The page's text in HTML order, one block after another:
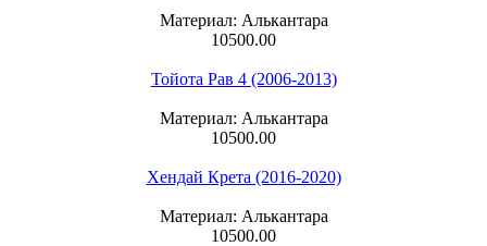
Материал: Алькантара
10500.00
Тойота Рав 4 (2006-2013)
Материал: Алькантара
10500.00
Хендай Крета (2016-2020)
Материал: Алькантара
10500.00